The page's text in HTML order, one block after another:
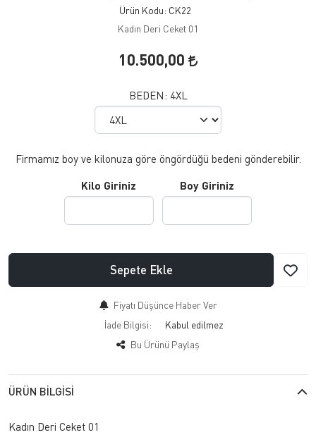
Ürün Kodu: CK22
Kadın Deri Ceket 01
10.500,00
BEDEN: 4XL
Firmamız boy ve kilonuza göre öngördüğü bedeni gönderebilir.
Kilo Giriniz Boy Giriniz
Sepete Ekle
Fiyatı Düşünce Haber Ver
İade Bilgisi:
Bu Ürünü Paylaş
ÜRÜN BILGISI
Kadın Deri Ceket 01